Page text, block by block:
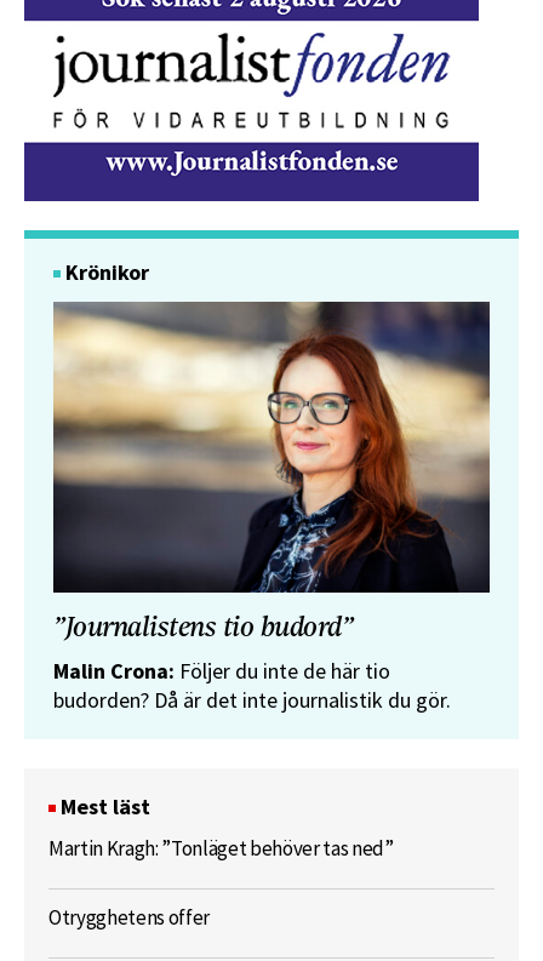
Krönikor
”Journalistens tio budord”
Malin Crona: Följer du inte de här tio
budorden? Då är det inte journalistik du gör.
Mest läst
Martin Kragh: ”Tonläget behöver tas ned”
Otrygghetens offer